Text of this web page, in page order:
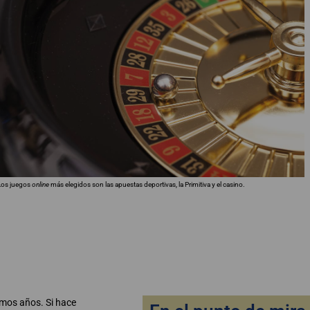
juegosonlinemás elegidos son las apuestas deportivas, la Primitiva y el casino.
años. Si hace